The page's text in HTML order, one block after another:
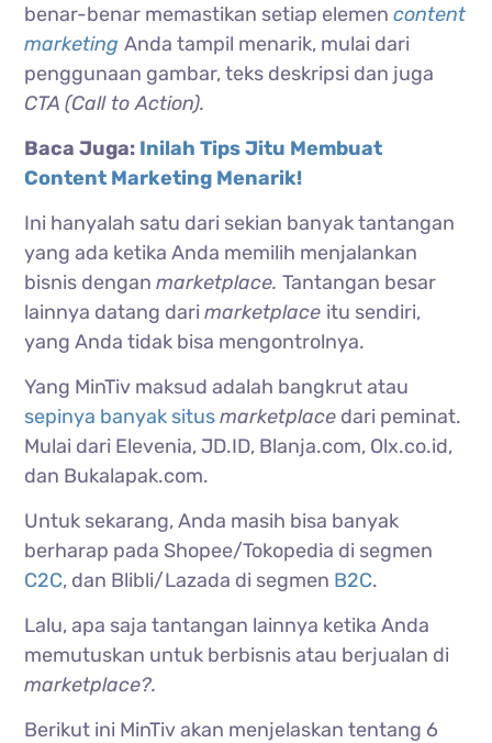
benar-benar memastikan setiap elemencontent
marketingAnda tampil menarik, mulai dari
penggunaan gambar, teks deskripsi dan juga
CTA (Call to Action).
Baca Juga: Inilah Tips Jitu Membuat
Content Marketing Menarik!
Ini hanyalah satu dari sekian banyak tantangan
yang ada ketika Anda memilih menjalankan
bisnis denganmarketplace.Tantangan besar
lainnya datang darimarketplace itu sendiri,
yang Anda tidak bisa mengontrolnya.
Yang MinTiv maksud adalah bangkrut atau
sepinya banyak situs marketplace dari peminat.
Mulai dari Elevenia, JD.ID, Blanja.com, Olx.co.id,
dan Bukalapak.com.
Untuk sekarang, Anda masih bisa banyak
berharap pada Shopee/Tokopedia di segmen
C2C, dan Blibli/Lazada di segmen B2C.
Lalu, apa saja tantangan lainnya ketika Anda
memutuskan untuk berbisnis atau berjualan di
marketplace?.
Berikut ini MinTiv akan menjelaskan tentang 6